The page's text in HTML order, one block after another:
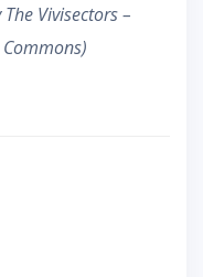
The Vivisectors –